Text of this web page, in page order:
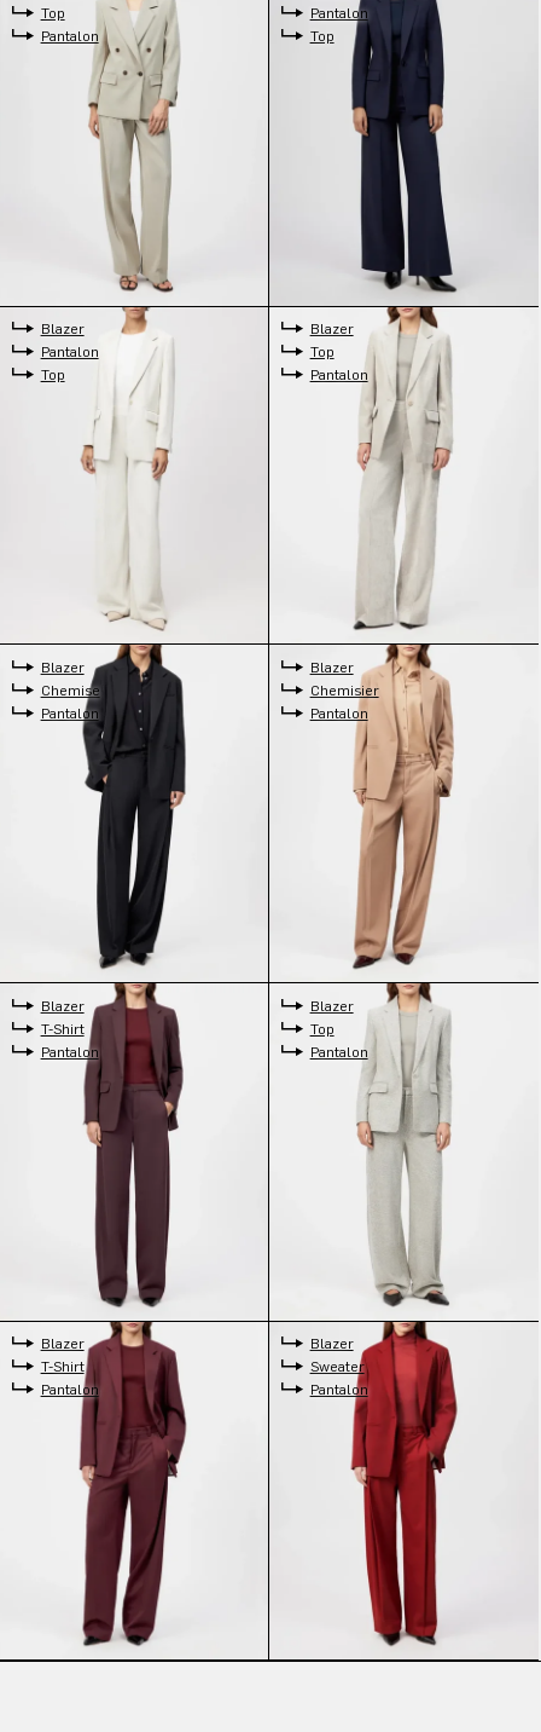
Top
Pantalon
Pantalon
Top
Blazer
Pantalon
Top
Blazer
Top
Pantalon
Blazer
Chemise
Pantalon
Blazer
Chemisier
Pantalon
Blazer
T-Shirt
Pantalon
Blazer
Top
Pantalon
Blazer
T-Shirt
Pantalon
Blazer
Sweater
Pantalon